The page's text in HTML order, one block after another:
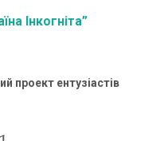
Інкогніта”
проект ентузіастів